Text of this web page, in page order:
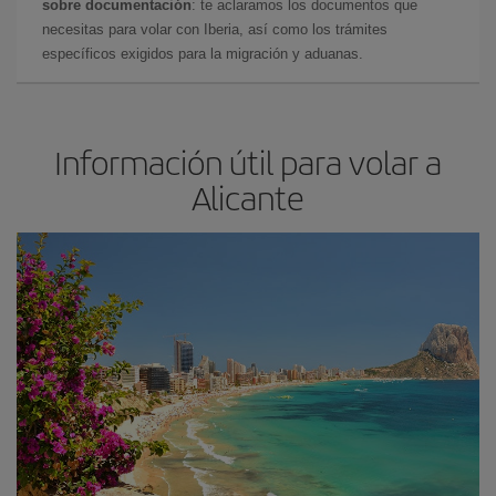
sobre documentación: te aclaramos los documentos que
necesitas para volar con Iberia, así como los trámites
específicos exigidos para la migración y aduanas.
Información útil para volar a
Alicante